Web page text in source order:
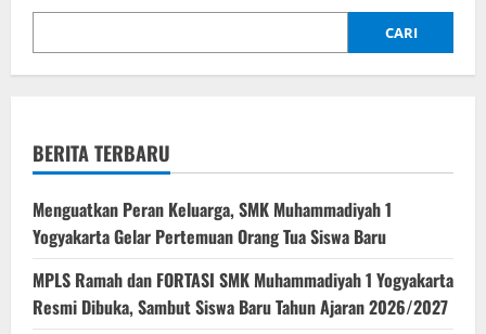
:
Budaya
Industri
RPL
Muhiyo
CARI
BERITA TERBARU
Menguatkan Peran Keluarga, SMK Muhammadiyah 1
Yogyakarta Gelar Pertemuan Orang Tua Siswa Baru
MPLS Ramah dan FORTASI SMK Muhammadiyah 1 Yogyakarta
Resmi Dibuka, Sambut Siswa Baru Tahun Ajaran 2026/2027